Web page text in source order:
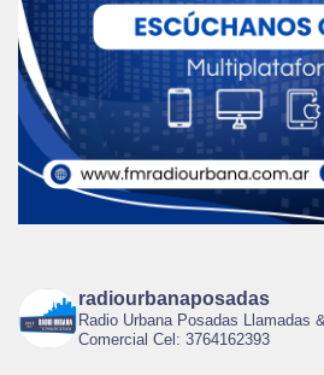
radiourbanaposadas
Radio Urbana Posadas Llamadas
Comercial Cel: 3764162393